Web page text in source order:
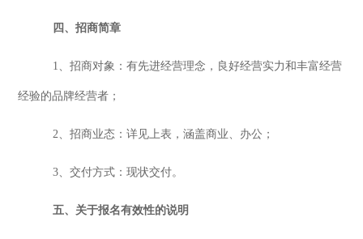
四 、招商简章
1、 招商对象： 有先进经营理念，良好经营实力和丰富经营
经验的品牌经营者；
2、 招商业态： 详见上表 ， 涵盖商业、办公 ；
3、交付方式：现状交付。
五、关于报名有效性的说明